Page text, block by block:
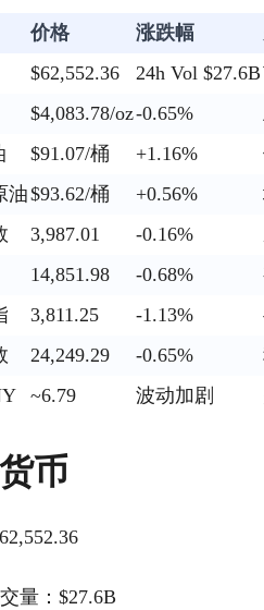
价格 涨跌幅
$62,552.36 24h Vol $27.6B
$4,083.78/oz-0.65%
$91.07/桶 +1.16%
油$93.62/桶 +0.56%
3,987.01 -0.16%
14,851.98 -0.68%
3,811.25 -1.13%
24,249.29 -0.65%
~6.79 波动加剧
币
量：$27.6B